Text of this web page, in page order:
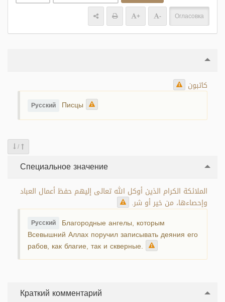
+ - Огласовка
كاتبون
Русский Писцы
/
Специальное значение
الملائكة الكرام الذين أوكل الله تعالى إليهم حفظ أعمال العباد
وإحصاءها، من خير أو شر.
Русский Благородные ангелы, которым
Всевышний Аллах поручил записывать деяния его
рабов, как благие, так и скверные.
Краткий комментарий